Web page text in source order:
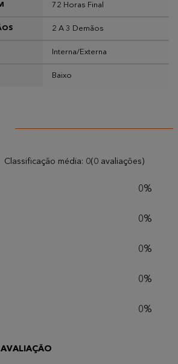
72 Horas Final
2 A 3 Demãos
Interna/Externa
Baixo
Classificação média: 0(0 avaliações)
0%
0%
0%
0%
0%
AVALIAÇÃO